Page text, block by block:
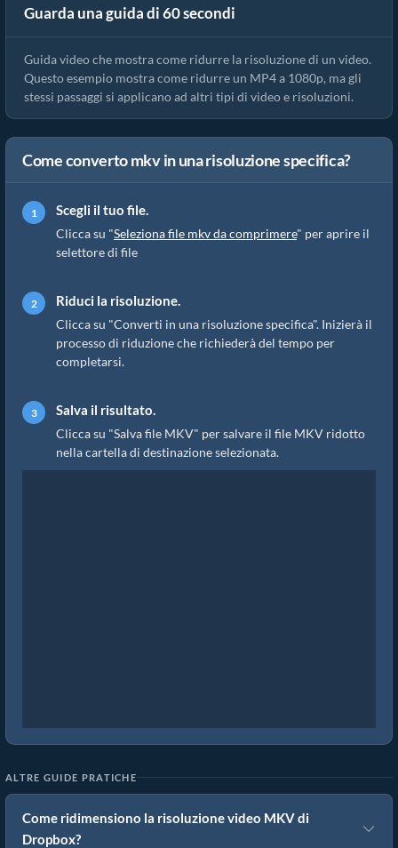
Guarda una guida di 60 secondi
Come ridurre la risoluzione mkv (Guida semplice)
Guida video che mostra come ridurre la risoluzione di un video.
Questo esempio mostra come ridurre un MP4 a 1080p, ma gli
stessi passaggi si applicano ad altri tipi di video e risoluzioni.
Come converto mkv in una risoluzione specifica?
Scegli il tuo file.
Clicca su "Seleziona file mkv da comprimere" per aprire il
selettore di file
Riduci la risoluzione.
Clicca su "Converti in una risoluzione specifica". Inizierà il
processo di riduzione che richiederà del tempo per
completarsi.
Salva il risultato.
Clicca su "Salva file MKV" per salvare il file MKV ridotto
nella cartella di destinazione selezionata.
ALTRE GUIDE PRATICHE
Come ridimensiono la risoluzione video MKV di
Dropbox?